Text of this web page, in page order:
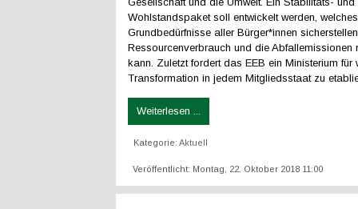
Wohlstandspaket soll entwickelt werden,
Grundbedürfnisse aller Bürger*innen
Ressourcenverbrauch und die Abfallemissionen
kann. Zuletzt fordert das EEB ein Ministerium für
Transformation in jedem Mitgliedsstaat zu
Weiterlesen ...
Kategorie: Aktuell
Veröffentlicht: Montag, 22. Oktober 2018 11:00